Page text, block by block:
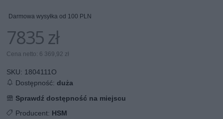
Darmowa wysyłka od 100 PLN
7835 zł
Cena netto: 6 369,92 zł
SKU: 1804111O
Dostępność:duża
Sprawdź dostępność na miejscu
Producent: HSM